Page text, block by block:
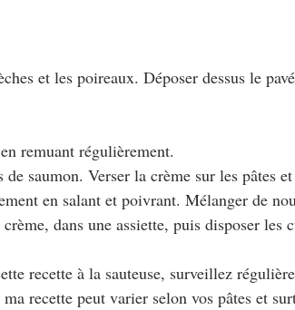
et les poireaux. Déposer dessus le
remuant régulièrement.
saumon. Verser la crème sur les pâtes
en salant et poivrant. Mélanger de
dans une assiette, puis disposer les
recette à la sauteuse, surveillez
recette peut varier selon vos pâtes et